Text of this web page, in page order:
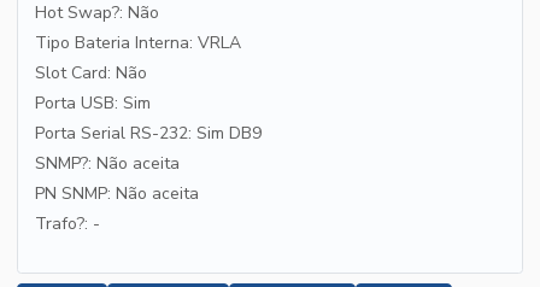
Hot Swap?: Não
Tipo Bateria Interna: VRLA
Slot Card: Não
Porta USB: Sim
Porta Serial RS-232: Sim DB9
SNMP?: Não aceita
PN SNMP: Não aceita
Trafo?: -